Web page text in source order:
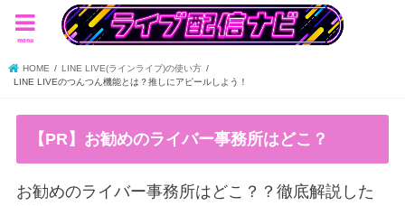
menu
HOME
LINE LIVE(ラインライブ)の使い方
LINE LIVEのつんつん機能とは？推しにアピールしよう！
【PR】お勧めのライバー事務所はどこ？
お勧めのライバー事務所はどこ？？徹底解説した